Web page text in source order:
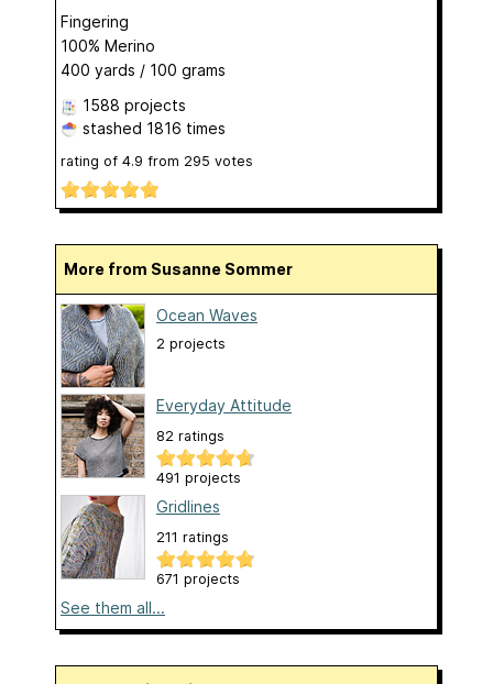
Fingering
100% Merino
400 yards / 100 grams
1588 projects
stashed 1816 times
rating of 4.9 from 295 votes
More from Susanne Sommer
Ocean Waves
2 projects
Everyday Attitude
82 ratings
491 projects
Gridlines
211 ratings
671 projects
See them all...